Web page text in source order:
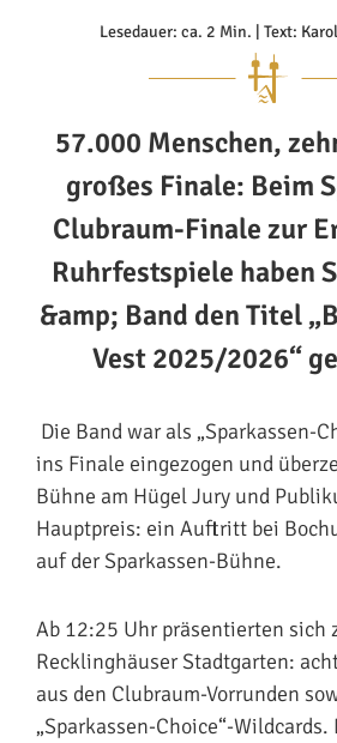
Lesedauer: ca. 2 Min. | Text:
57.000 Menschen,
großes Finale: Beim
Clubraum-Finale zur
Ruhrfestspiele haben
&amp; Band den Titel
Vest 2025/2026“
Die Band war als „Sparkassen-
ins Finale eingezogen und
Bühne am Hügel Jury und
Hauptpreis: ein Auftritt bei
auf der Sparkassen-Bühne.
Ab 12:25 Uhr präsentierten sich
Recklinghäuser Stadtgarten:
aus den Clubraum-Vorrunden
„Sparkassen-Choice“-